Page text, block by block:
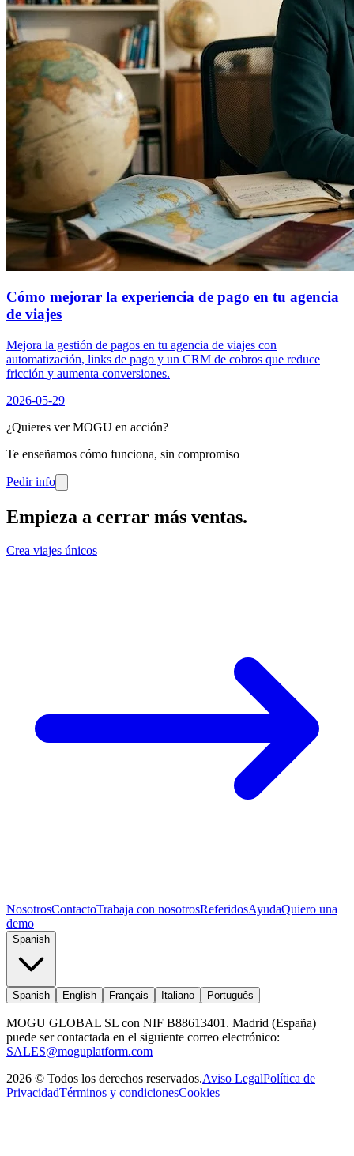
Cómo mejorar la experiencia de pago en tu agencia
de viajes
Mejora la gestión de pagos en tu agencia de viajes con
automatización, links de pago y un CRM de cobros que reduce
fricción y aumenta conversiones.
2026-05-29
¿Quieres ver MOGU en acción?
Te enseñamos cómo funciona, sin compromiso
Pedir info
Empieza a cerrar más ventas.
Crea viajes únicos
NosotrosContactoTrabaja con nosotrosReferidosAyudaQuiero una
demo
Spanish
Spanish English Français Italiano Português
MOGU GLOBAL SL con NIF B88613401. Madrid (España)
puede ser contactada en el siguiente correo electrónico:
SALES@moguplatform.com
2026 © Todos los derechos reservados.Aviso LegalPolítica de
PrivacidadTérminos y condicionesCookies